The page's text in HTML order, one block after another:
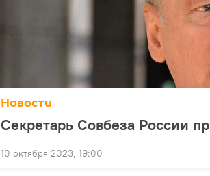
Новости
Секретарь Совбеза России
10 октября 2023, 19:00